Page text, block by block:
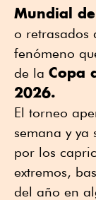
Mundial
o retrasados
fenómeno
de la Copa
2026.
El torneo
semana y ya
por los
extremos,
del año en